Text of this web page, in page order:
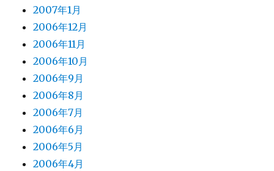
2007年1月
2006年12月
2006年11月
2006年10月
2006年9月
2006年8月
2006年7月
2006年6月
2006年5月
2006年4月